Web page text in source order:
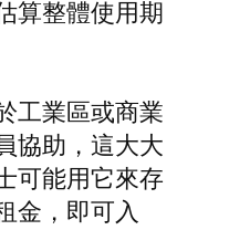
算整體使用期
工業區或商業
協助，這大大
可能用它來存
金，即可入